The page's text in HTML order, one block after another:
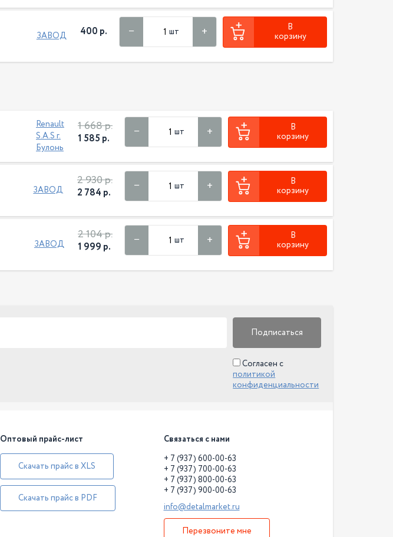
ЗАВОД 400 р. шт
В
корзину
Renault
S.A.S г.
Булонь
1 668 р.
1 585 р. шт
В
корзину
ЗАВОД
2 930 р.
2 784 р. шт
В
корзину
ЗАВОД
2 104 р.
1 999 р. шт
В
корзину
Подписаться
Согласен с
политикой
конфиденциальности
Оптовый прайс-лист
Скачать прайс в XLS
Скачать прайс в PDF
Связаться с нами
+ 7 (937) 600-00-63
+ 7 (937) 700-00-63
+ 7 (937) 800-00-63
+ 7 (937) 900-00-63
info@detalmarket.ru
Перезвоните мне